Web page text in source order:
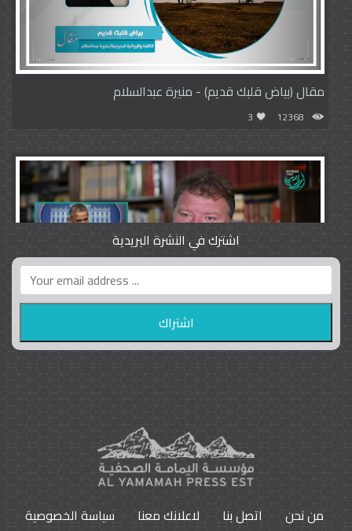
مقال (بياض قلبك قديم) - منيرة عبدالسلام
12368
3
واشنطن بوست واللوبي المزدوج
9792
اشترك في النشرة البريدية
من نحن اتصل بنا لاعلانك معنا سياسة الخصوصية